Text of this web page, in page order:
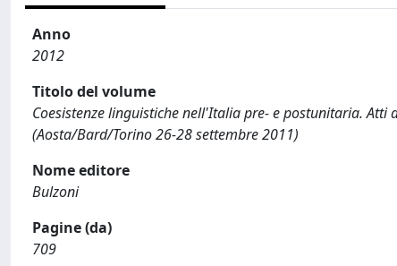
Anno
2012
Titolo del volume
Coesistenze linguistiche nell'Italia pre- e postunitaria.
(Aosta/Bard/Torino 26-28 settembre 2011)
Nome editore
Bulzoni
Pagine (da)
709